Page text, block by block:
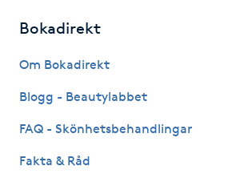
Hårborttagning
Hårförlängning
Bokadirekt
Om Bokadirekt
Blogg - Beautylabbet
FAQ - Skönhetsbehandlingar
Fakta & Råd